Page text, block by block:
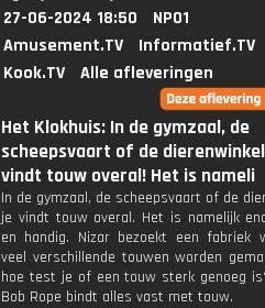
27-06-2024 18:50
NPO1
Amusement.TV
Informatief.TV
Kook.TV
Alle afleveringen
Het Klokhuis: In de gymzaal, de
scheepsvaart of de
vindt touw overal! Het is nameli
In de gymzaal, de scheepsvaart of de
je vindt touw overal. Het is namelijk
en handig. Nizar bezoekt een fabriek
veel verschillende touwen worden
hoe test je of een touw sterk genoeg
Bob Rope bindt alles vast met touw.